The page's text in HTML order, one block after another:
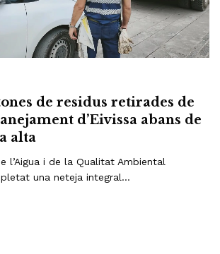
de residus retirades de
d’Eivissa abans de
alta
l’Aigua i de la Qualitat Ambiental
una neteja integral…